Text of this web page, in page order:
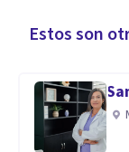
Estos son